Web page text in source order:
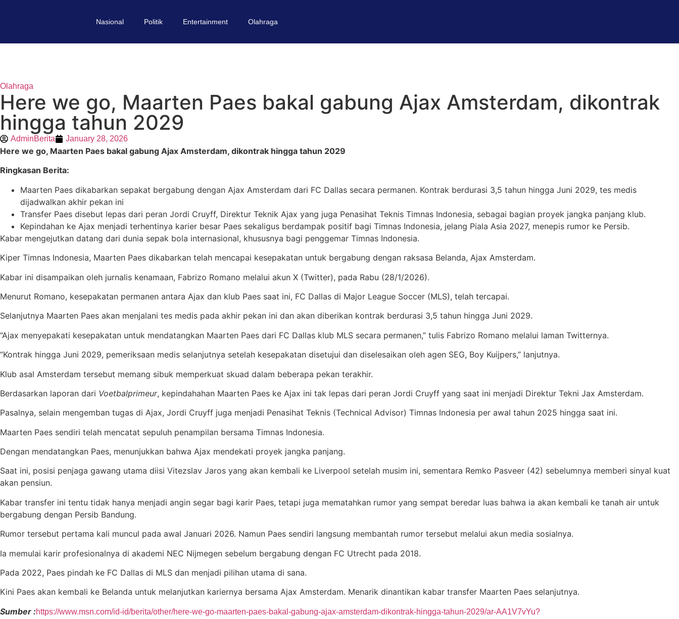
Nasional Politik Entertainment Olahraga
Olahraga
Here we go, Maarten Paes bakal gabung Ajax Amsterdam, dikontrak
hingga tahun 2029
AdminBerita January 28, 2026
Here we go, Maarten Paes bakal gabung Ajax Amsterdam, dikontrak hingga tahun 2029
Ringkasan Berita:
Maarten Paes dikabarkan sepakat bergabung dengan Ajax Amsterdam dari FC Dallas secara permanen. Kontrak berdurasi 3,5 tahun hingga Juni 2029, tes medis
dijadwalkan akhir pekan ini
Transfer Paes disebut lepas dari peran Jordi Cruyff, Direktur Teknik Ajax yang juga Penasihat Teknis Timnas Indonesia, sebagai bagian proyek jangka panjang klub.
Kepindahan ke Ajax menjadi terhentinya karier besar Paes sekaligus berdampak positif bagi Timnas Indonesia, jelang Piala Asia 2027, menepis rumor ke Persib.
Kabar mengejutkan datang dari dunia sepak bola internasional, khususnya bagi penggemar Timnas Indonesia.
Kiper Timnas Indonesia, Maarten Paes dikabarkan telah mencapai kesepakatan untuk bergabung dengan raksasa Belanda, Ajax Amsterdam.
Kabar ini disampaikan oleh jurnalis kenamaan, Fabrizo Romano melalui akun X (Twitter), pada Rabu (28/1/2026).
Menurut Romano, kesepakatan permanen antara Ajax dan klub Paes saat ini, FC Dallas di Major League Soccer (MLS), telah tercapai.
Selanjutnya Maarten Paes akan menjalani tes medis pada akhir pekan ini dan akan diberikan kontrak berdurasi 3,5 tahun hingga Juni 2029.
“Ajax menyepakati kesepakatan untuk mendatangkan Maarten Paes dari FC Dallas klub MLS secara permanen,” tulis Fabrizo Romano melalui laman Twitternya.
“Kontrak hingga Juni 2029, pemeriksaan medis selanjutnya setelah kesepakatan disetujui dan diselesaikan oleh agen SEG, Boy Kuijpers,” lanjutnya.
Klub asal Amsterdam tersebut memang sibuk memperkuat skuad dalam beberapa pekan terakhir.
Berdasarkan laporan dari Voetbalprimeur, kepindahahan Maarten Paes ke Ajax ini tak lepas dari peran Jordi Cruyff yang saat ini menjadi Direktur Tekni Jax Amsterdam.
Pasalnya, selain mengemban tugas di Ajax, Jordi Cruyff juga menjadi Penasihat Teknis (Technical Advisor) Timnas Indonesia per awal tahun 2025 hingga saat ini.
Maarten Paes sendiri telah mencatat sepuluh penampilan bersama Timnas Indonesia.
Dengan mendatangkan Paes, menunjukkan bahwa Ajax mendekati proyek jangka panjang.
Saat ini, posisi penjaga gawang utama diisi Vitezslav Jaros yang akan kembali ke Liverpool setelah musim ini, sementara Remko Pasveer (42) sebelumnya memberi sinyal kuat
akan pensiun.
Kabar transfer ini tentu tidak hanya menjadi angin segar bagi karir Paes, tetapi juga mematahkan rumor yang sempat beredar luas bahwa ia akan kembali ke tanah air untuk
bergabung dengan Persib Bandung.
Rumor tersebut pertama kali muncul pada awal Januari 2026. Namun Paes sendiri langsung membantah rumor tersebut melalui akun media sosialnya.
Ia memulai karir profesionalnya di akademi NEC Nijmegen sebelum bergabung dengan FC Utrecht pada 2018.
Pada 2022, Paes pindah ke FC Dallas di MLS dan menjadi pilihan utama di sana.
Kini Paes akan kembali ke Belanda untuk melanjutkan kariernya bersama Ajax Amsterdam. Menarik dinantikan kabar transfer Maarten Paes selanjutnya.
Sumber :https://www.msn.com/id-id/berita/other/here-we-go-maarten-paes-bakal-gabung-ajax-amsterdam-dikontrak-hingga-tahun-2029/ar-AA1V7vYu?